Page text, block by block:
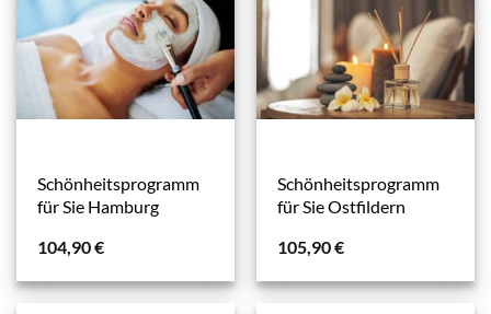
Schönheitsprogramm
für Sie Hamburg
104,90€
Schönheitsprogramm
für Sie Ostfildern
105,90€